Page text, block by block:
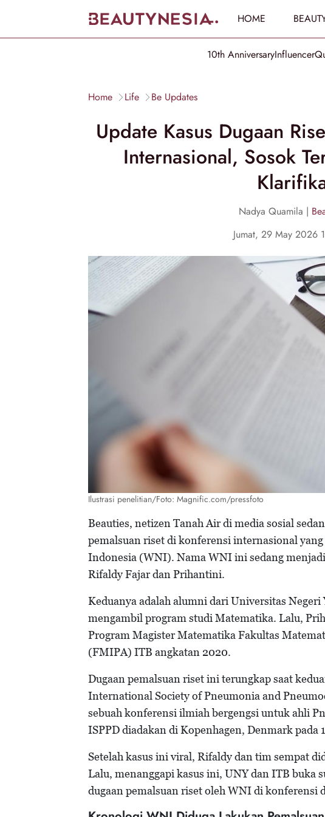
HOME
10th AnniversaryInfluencer
Home Life Be Updates
Update Kasus Dugaan
Internasional, Sosok
Nadya Quamila |
Jumat, 29 May 2026
Ilustrasi penelitian/Foto: Magnific.com/pressfoto
Beauties, netizen Tanah Air di media sosial
pemalsuan riset di konferensi internasional
Indonesia (WNI). Nama WNI ini sedang
Rifaldy Fajar dan Prihantini.
Keduanya adalah alumni dari Universitas
mengambil program studi Matematika. Lalu,
Program Magister Matematika Fakultas
(FMIPA) ITB angkatan 2020.
Dugaan pemalsuan riset ini terungkap saat
International Society of Pneumonia and
sebuah konferensi ilmiah bergengsi untuk ahli
ISPPD diadakan di Kopenhagen, Denmark pada
Setelah kasus ini viral, Rifaldy dan tim sempat
Lalu, menanggapi kasus ini, UNY dan ITB buka
dugaan pemalsuan riset oleh WNI di konferensi